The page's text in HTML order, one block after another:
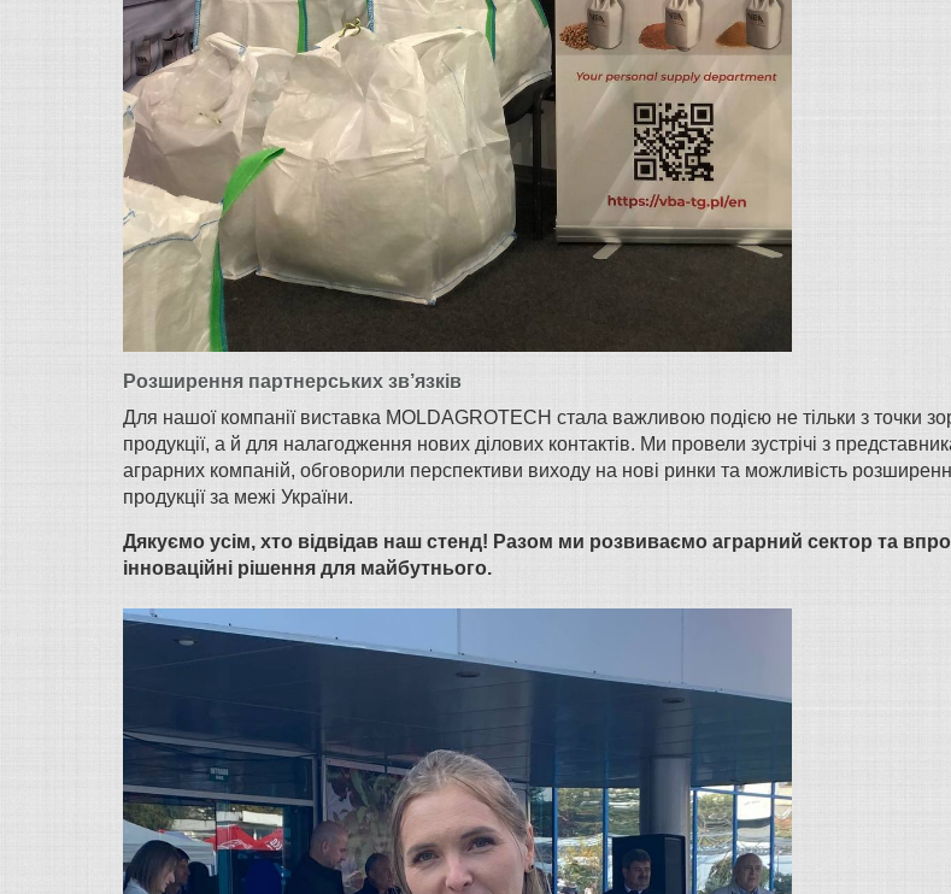
Розширення партнерських зв’язків
Для нашої компанії виставка MOLDAGROTECH стала важливою подією не тільки з точки
продукції, а й для налагодження нових ділових контактів. Ми провели зустрічі з
аграрних компаній, обговорили перспективи виходу на нові ринки та можливість
продукції за межі України.
Дякуємо усім, хто відвідав наш стенд! Разом ми розвиваємо аграрний сектор та
інноваційні рішення для майбутнього.